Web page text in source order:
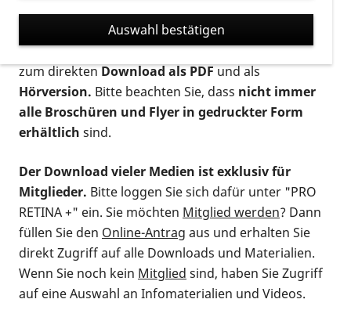
suchen. Die meisten Flyer und Broschüren werden in
verschiedenen Formaten angeboten: zur
postalischen Bestellung als gedruckte Variante
zum direktenDownload als PDFund als
Hörversion. Bitte beachten Sie, dass nicht immer
alle Broschüren und Flyer in gedruckter Form
erhältlich sind.
Der Download vieler Medien ist exklusiv für
Mitglieder. Bitte loggen Sie sich dafür unter "PRO
RETINA +" ein. Sie möchten Mitglied werden? Dann
füllen Sie den Online-Antrag aus und erhalten Sie
direkt Zugriff auf alle Downloads und Materialien.
Wenn Sie noch kein Mitglied sind, haben Sie Zugriff
auf eine Auswahl an Infomaterialien und Videos.
Auswahl bestätigen